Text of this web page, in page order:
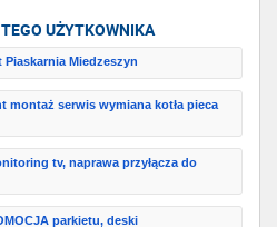
UŻYTKOWNIKA
Piaskarnia Miedzeszyn
montaż serwis wymiana kotła pieca
tv, naprawa przyłącza do
parkietu, deski